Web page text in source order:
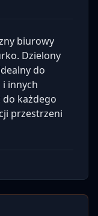
biurowy
Dzielony
do
innych
do każdego
przestrzeni